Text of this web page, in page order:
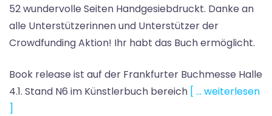
52 wundervolle Seiten Handgesiebdruckt. Danke an
alle Unterstützerinnen und Unterstützer der
Crowdfunding Aktion! Ihr habt das Buch ermöglicht.
Book release ist auf der Frankfurter Buchmesse Halle
4.1. Stand N6 im Künstlerbuch bereich [ … weiterlesen
]